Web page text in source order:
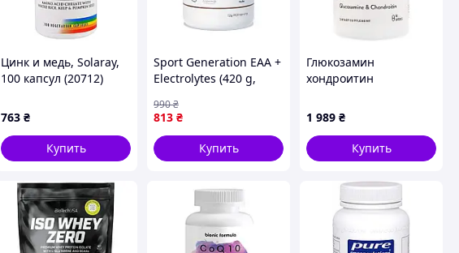
Цинк и медь, Solaray,
100 капсул (20712)
763 ₴
Купить
Sport Generation EAA +
Electrolytes (420 g,
813 ₴
990₴
Купить
Глюкозамин
хондроитин
Chondroitin Thorne
Research 90 кап.
(11064)
1 989 ₴
Купить